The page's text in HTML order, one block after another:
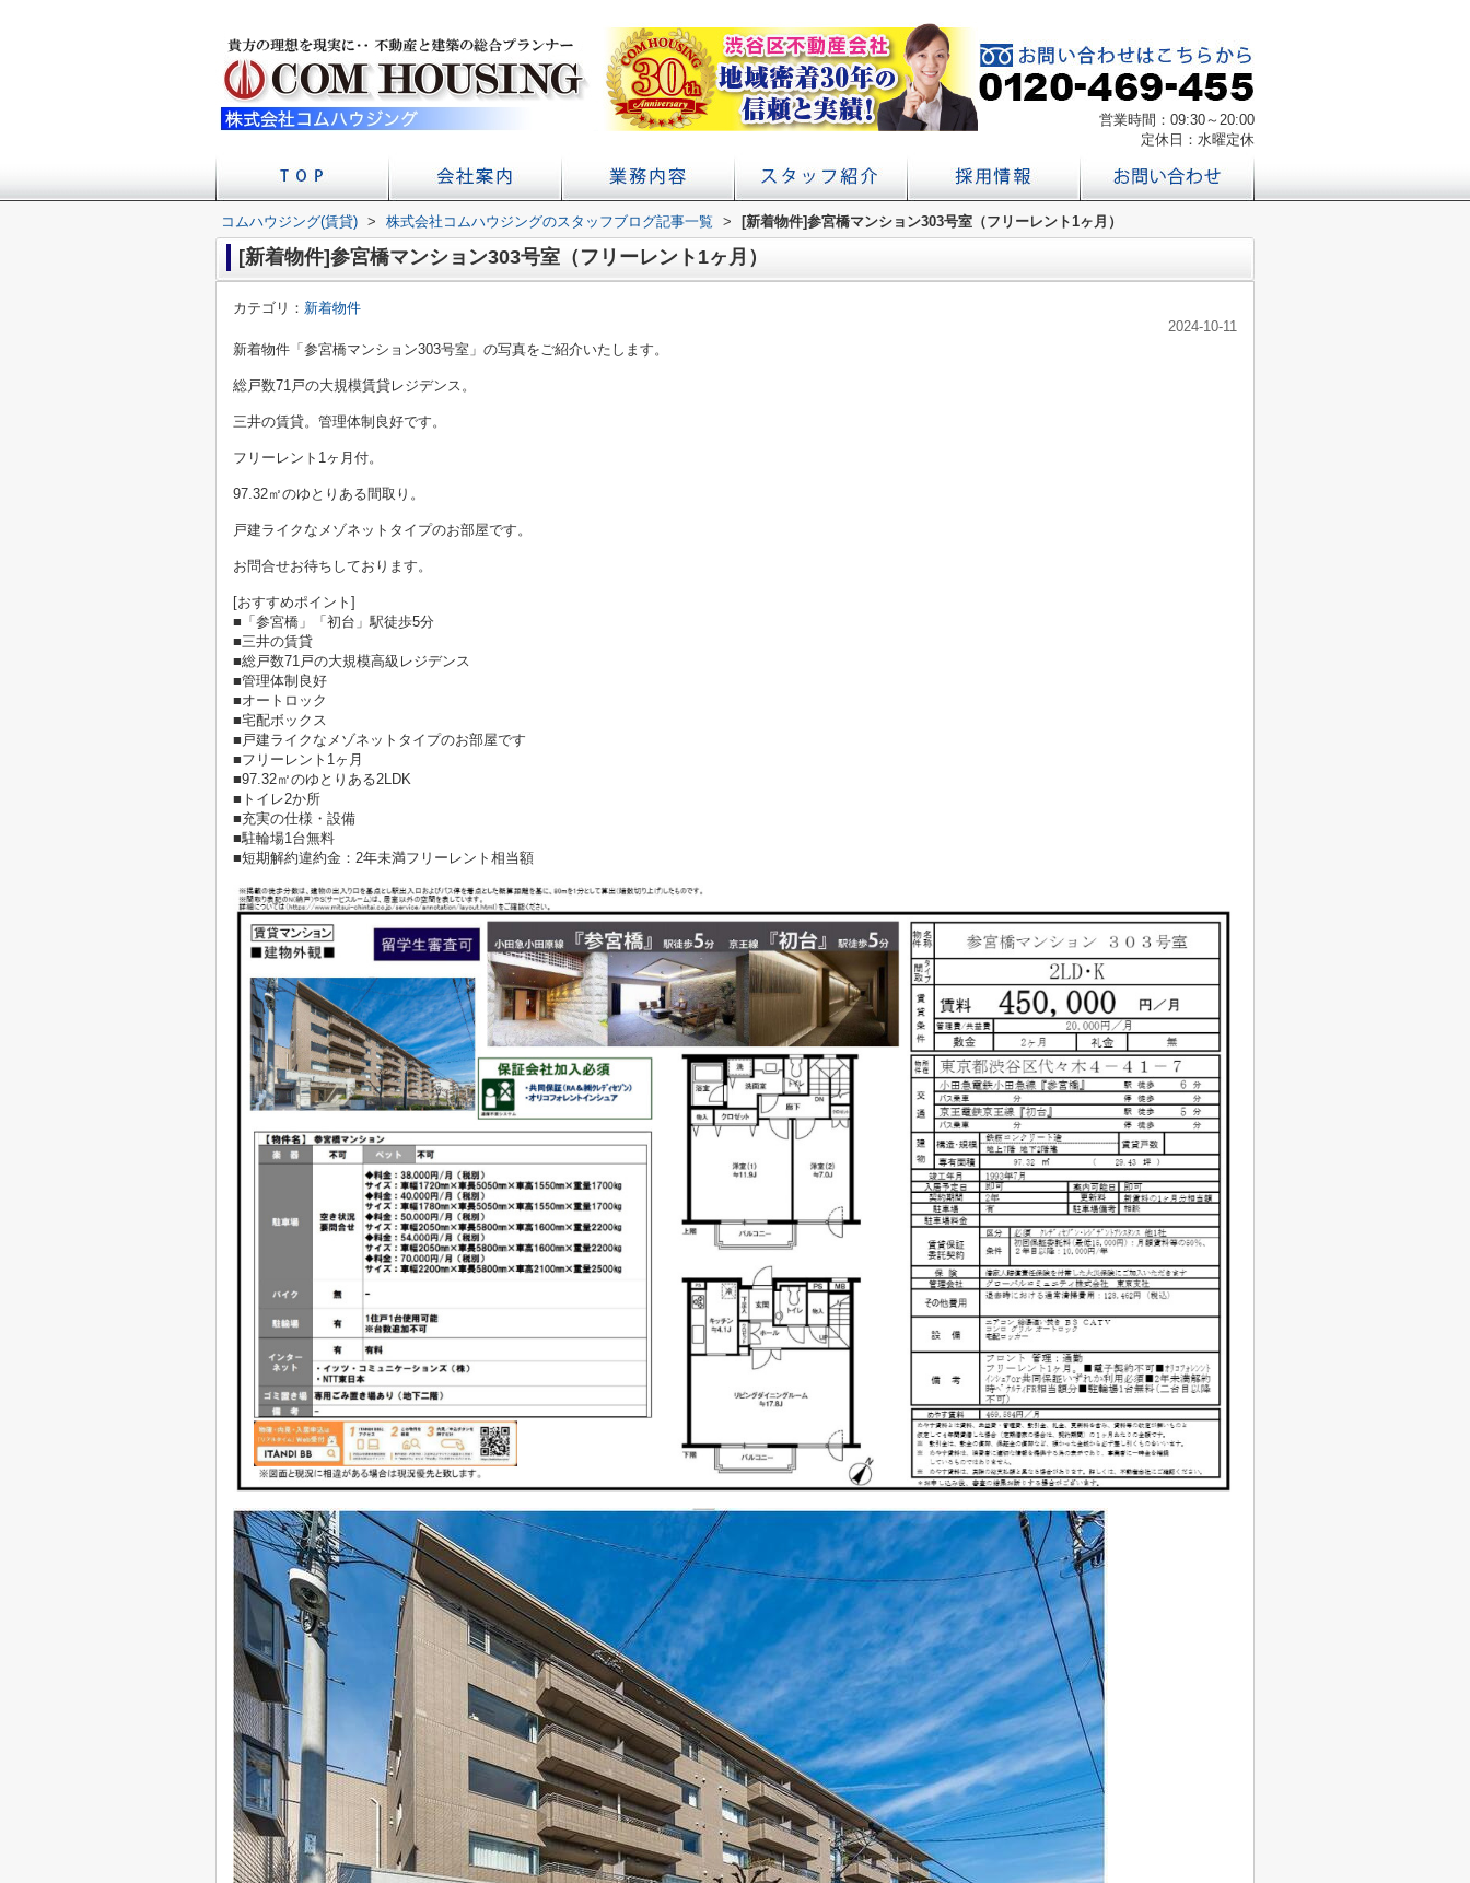
営業時間：09:30～20:00
定休日：水曜定休
店舗へのアクセス
会社概要 初台の賃貸 不動産売買ならコムハウジング
賃貸経営・管理業務サポート
学校提携・学生賃貸仲介
コムハウジング(賃貸) > 株式会社コムハウジングのスタッフブログ記事一覧 > [新着物件]参宮橋マンション303号室（フリーレント1ヶ月）
[新着物件]参宮橋マンション303号室（フリーレント1ヶ月）
カテゴリ： 新着物件
2024-10-11
新着物件「参宮橋マンション303号室」の写真をご紹介いたします。
総戸数71戸の大規模賃貸レジデンス。
三井の賃貸。管理体制良好です。
フリーレント1ヶ月付。
97.32㎡のゆとりある間取り。
戸建ライクなメゾネットタイプのお部屋です。
お問合せお待ちしております。
[おすすめポイント]
■「参宮橋」「初台」駅徒歩5分
■三井の賃貸
■総戸数71戸の大規模高級レジデンス
■管理体制良好
■オートロック
■宅配ボックス
■戸建ライクなメゾネットタイプのお部屋です
■フリーレント1ヶ月
■97.32㎡のゆとりある2LDK
■トイレ2か所
■充実の仕様・設備
■駐輪場1台無料
■短期解約違約金：2年未満フリーレント相当額